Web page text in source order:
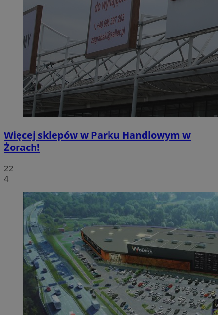
Więcej sklepów w Parku Handlowym w
Żorach!
22
4